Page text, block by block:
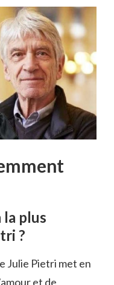
la plus
?
Julie Pietri met en
et de